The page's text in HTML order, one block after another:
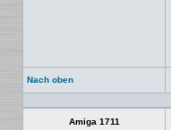
Nach oben
Amiga 1711